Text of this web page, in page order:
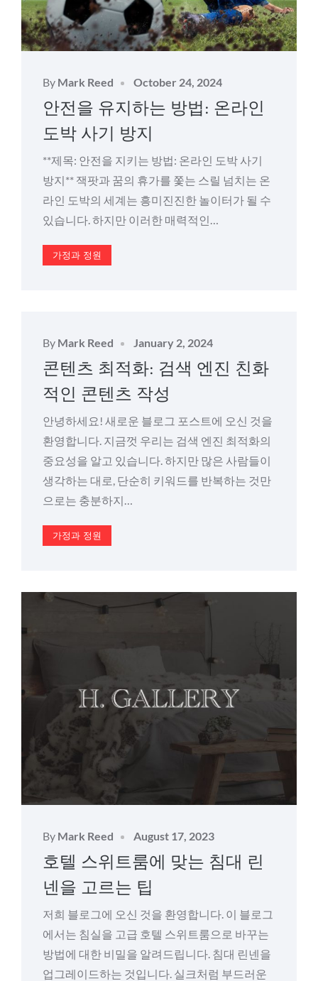
By Mark Reed
Posted
on
October 24, 2024
안전을 유지하는 방법: 온라인
도박 사기 방지
**제목: 안전을 지키는 방법: 온라인 도박 사기
방지** 잭팟과 꿈의 휴가를 쫓는 스릴 넘치는 온
라인 도박의 세계는 흥미진진한 놀이터가 될 수
있습니다. 하지만 이러한 매력적인…
가정과 정원
By Mark Reed
Posted
on
January 2, 2024
콘텐츠 최적화: 검색 엔진 친화
적인 콘텐츠 작성
안녕하세요! 새로운 블로그 포스트에 오신 것을
환영합니다. 지금껏 우리는 검색 엔진 최적화의
중요성을 알고 있습니다. 하지만 많은 사람들이
생각하는 대로, 단순히 키워드를 반복하는 것만
으로는 충분하지…
가정과 정원
By Mark Reed
Posted
on
August 17, 2023
호텔 스위트룸에 맞는 침대 린
넨을 고르는 팁
저희 블로그에 오신 것을 환영합니다. 이 블로그
에서는 침실을 고급 호텔 스위트룸으로 바꾸는
방법에 대한 비밀을 알려드립니다. 침대 린넨을
업그레이드하는 것입니다. 실크처럼 부드러운